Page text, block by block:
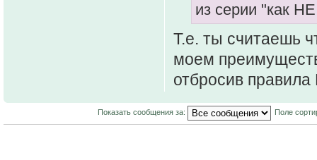
из серии "как
Т.е. ты считаешь
моем
отбросив
Показать сообщения за: Поле